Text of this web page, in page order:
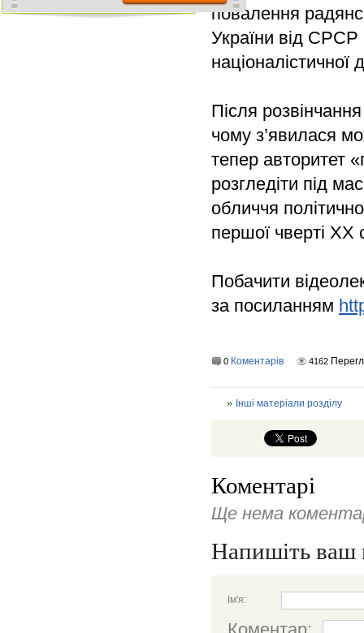
повалення
України від СРСР
Після
чому з’явилася
тепер авторитет
розгледіти під
обличчя
першої чверті ХХ
Побачити
за посиланням
0 Коментарів 4162
Інші матеріали розділу
Коментарі
Ще нема
Напишіть ваш
Ім'я: